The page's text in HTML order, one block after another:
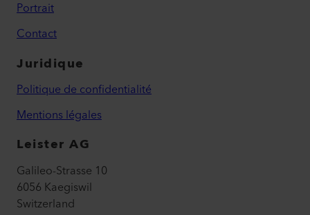
Portrait
Contact
Juridique
Politique de confidentialité
Mentions légales
Leister AG
Galileo-Strasse 10
6056 Kaegiswil
Switzerland